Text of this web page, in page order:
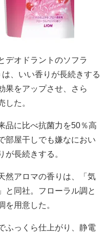
デオドラントのソフラ
、いい香りが長続きする
果をアップさせ、さら
した。
品に比べ抗菌力を50％高
部屋干しでも嫌なにおい
が長続きする。
然アロマの香りは、「気
と同社。フローラル調と
を用意した。
ふっくら仕上がり、静電